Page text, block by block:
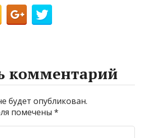
комментарий
будет опубликован.
помечены*